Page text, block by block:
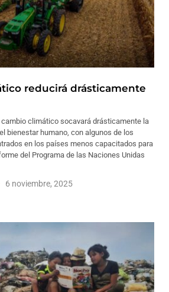
reducirá drásticamente
cambio climático socavará drásticamente la
bienestar humano, con algunos de los
en los países menos capacitados para
del Programa de las Naciones Unidas
6 noviembre, 2025